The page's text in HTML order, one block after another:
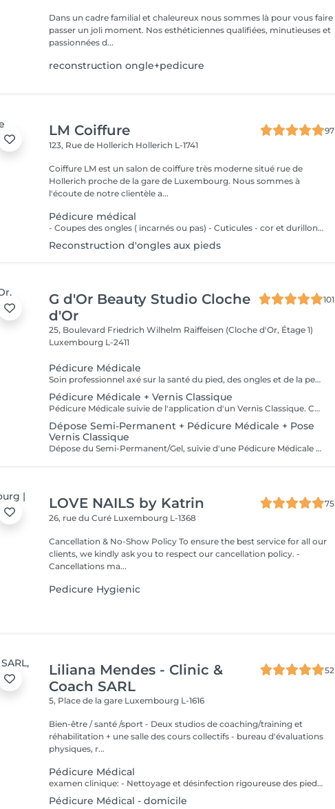
Dans un cadre familial et chaleureux nous sommes là pour vous faire
passer un joli moment. Nos esthéticiennes qualifiées, minutieuses et
passionnées d...
reconstruction ongle+pedicure
LM Coiffure
97
123, Rue de Hollerich Hollerich L-1741
Coiffure LM est un salon de coiffure très moderne situé rue de
Hollerich proche de la gare de Luxembourg. Nous sommes à
l'écoute de notre clientèle a...
Pédicure médical
- Coupes des ongles ( incarnés ou pas) - Cuticules - cor et durillons - Petit massage - Pose de vernis semi-permanent couleur ( Si vous voulez une french, veuillez svp cocher l'onglet french en plus)
Reconstruction d'ongles aux pieds
G d'Or Beauty Studio Cloche
d'Or
101
25, Boulevard Friedrich Wilhelm Raiffeisen (Cloche d'Or, Étage 1)
Luxembourg L-2411
Pédicure Médicale
Soin professionnel axé sur la santé du pied, des ongles et de la peau, avec traitement des ongles incarnés, cors, durillons et callosités. Sans application de vernis.
Pédicure Médicale + Vernis Classique
Pédicure Médicale suivie de l'application d'un Vernis Classique. Convient aux clientes souhaitant un soin médical avec une finition Classique.
Dépose Semi-Permanent + Pédicure Médicale + Pose
Vernis Classique
Dépose du Semi-Permanent/Gel, suivie d'une Pédicure Médicale et de l'application d'un nouveau Semi-Permanent sur les ongles des pieds. Recommandé lorsque du Semi-Permanent est déjà présent.
LOVE NAILS by Katrin
75
26, rue du Curé Luxembourg L-1368
Cancellation & No-Show Policy To ensure the best service for all our
clients, we kindly ask you to respect our cancellation policy. -
Cancellations ma...
Pedicure Hygienic
Liliana Mendes - Clinic &
Coach SARL
52
5, Place de la gare Luxembourg L-1616
Bien-être / santé /sport - Deux studios de coaching/training et
réhabilitation + une salle des cours collectifs - bureau d'évaluations
physiques, r...
Pédicure Médical
examen clinique: - Nettoyage et désinfection rigoureuse des pieds - soin des ongles: coupe correct, fraisage ( diminution de l`épaisseur) et nettoyage des sillons pour prévenir les ongles incarnés. - traitement des callosités rdv chez 691 60 25 60 ou clinic.coach@lilianamendes.eu
Pédicure Médical - domicile